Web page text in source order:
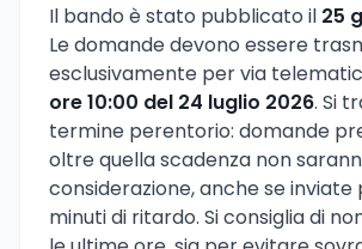
Il bando è stato pubblicato il 25
Le domande devono essere
esclusivamente per via
ore 10:00 del 24 luglio 2026. Si
termine perentorio: domande
oltre quella scadenza non
considerazione, anche se inviate
minuti di ritardo. Si consiglia di